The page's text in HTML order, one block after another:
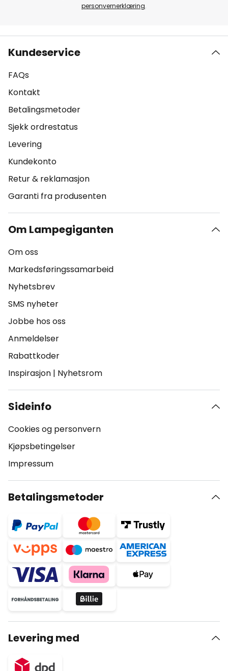
personvernerklæring.
Kundeservice
FAQs
Kontakt
Betalingsmetoder
Sjekk ordrestatus
Levering
Kundekonto
Retur & reklamasjon
Garanti fra produsenten
Om Lampegiganten
Om oss
Markedsføringssamarbeid
Nyhetsbrev
SMS nyheter
Jobbe hos oss
Anmeldelser
Rabattkoder
Inspirasjon | Nyhetsrom
Sideinfo
Cookies og personvern
Kjøpsbetingelser
Impressum
Betalingsmetoder
Levering med